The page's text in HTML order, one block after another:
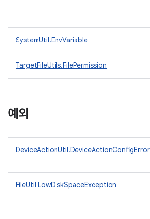
SystemUtil.EnvVariable
TargetFileUtils.FilePermission
예외
DeviceActionUtil.DeviceActionConfigError
FileUtil.LowDiskSpaceException